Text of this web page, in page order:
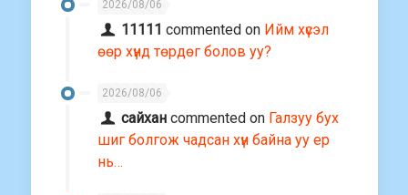
2026/08/06
11111 commented on Ийм хүсэл
өөр хүнд төрдөг болов уу?
2026/08/06
сайхан commented on Галзуу бух
шиг болгож чадсан хүн байна уу ер
нь…